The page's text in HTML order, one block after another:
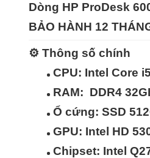
Dòng HP ProDesk
BẢO HÀNH 12
⚙️ Thông số chính
CPU: Intel Core
RAM: DDR4
Ổ cứng: SSD
GPU: Intel HD
Chipset: Intel